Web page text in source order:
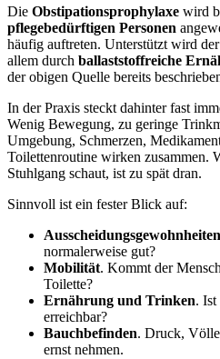
Die Obstipationsprophylaxe wird
pflegebedürftigen Personen
häufig auftreten. Unterstützt wird
allem durch ballaststoffreiche
der obigen Quelle bereits
In der Praxis steckt dahinter fast
Wenig Bewegung, zu geringe
Umgebung, Schmerzen,
Toilettenroutine wirken zusammen.
Stuhlgang schaut, ist zu spät dran.
Sinnvoll ist ein fester Blick auf:
Ausscheidungsgewohnheiten
normalerweise gut?
Mobilität. Kommt der
Toilette?
Ernährung und Trinken. Ist
erreichbar?
Bauchbefinden. Druck,
ernst nehmen.